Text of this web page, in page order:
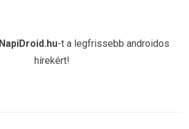
NapiDroid.hu-t a legfrissebb androidos
hírekért!